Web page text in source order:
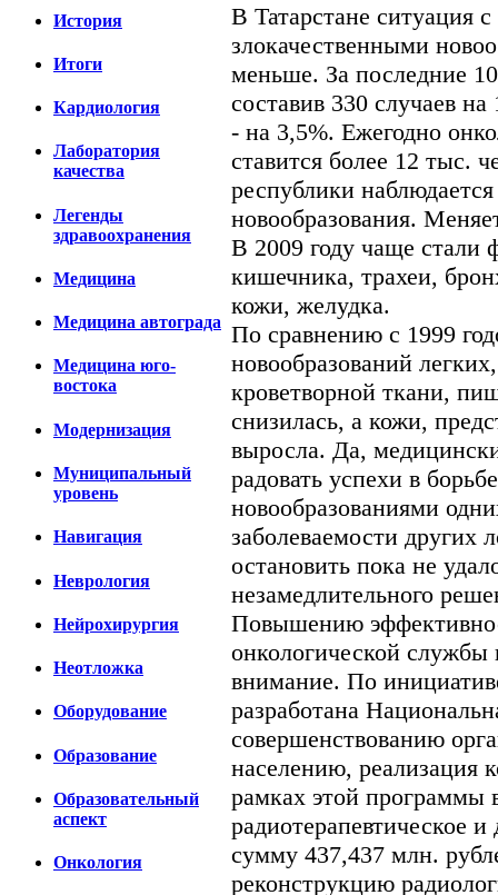
История
Итоги
Кардиология
Лаборатория
качества
Легенды
здравоохранения
Медицина
Медицина автограда
Медицина юго-
востока
Модернизация
Муниципальный
уровень
Навигация
Неврология
Нейрохирургия
Неотложка
Оборудование
Образование
Образовательный
аспект
Онкология
В Татарстане ситуация
злокачественными
меньше. За последние
составив 330 случаев
- на 3,5%. Ежегодно
ставится более 12 тыс.
республики
новообразования.
В 2009 году чаще стали
кишечника, трахеи,
кожи, желудка.
По сравнению с 1999
новообразований
кроветворной ткани,
снизилась, а кожи,
выросла. Да,
радовать успехи в
новообразованиями
заболеваемости других
остановить пока не
незамедлительного
Повышению
онкологической службы
внимание. По
разработана
совершенствованию
населению, реализация
рамках этой программы
радиотерапевтическое
сумму 437,437 млн.
реконструкцию